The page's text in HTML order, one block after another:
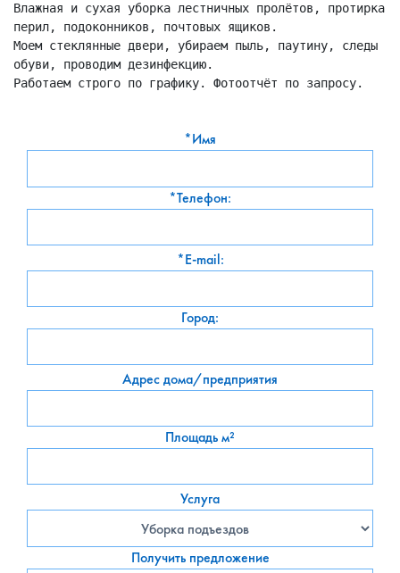
Влажная и сухая уборка лестничных пролётов, протирка
перил, подоконников, почтовых ящиков.
Моем стеклянные двери, убираем пыль, паутину, следы
обуви, проводим дезинфекцию.
Работаем строго по графику. Фотоотчёт по запросу.
*Имя
*Телефон:
*E-mail:
Город:
Адрес дома/предприятия
Площадь м²
Услуга
Получить предложение